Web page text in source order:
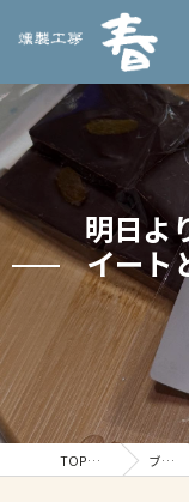
明日よ
イート
TOPページ ブログ